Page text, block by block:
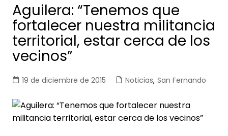
contenido
Aguilera: “Tenemos que
fortalecer nuestra militancia
territorial, estar cerca de los
vecinos”
19 de diciembre de 2015 Noticias, San Fernando